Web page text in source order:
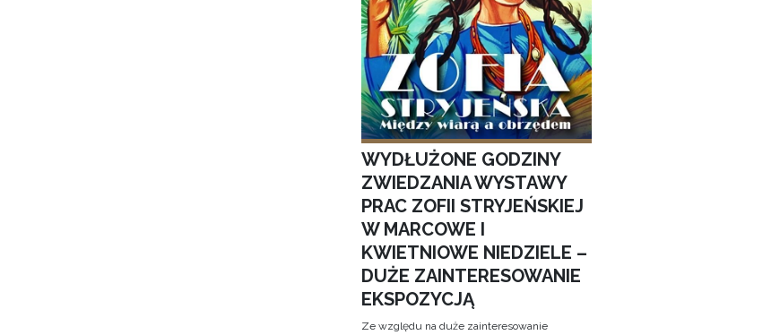
WYDŁUŻONE GODZINY
ZWIEDZANIA WYSTAWY
PRAC ZOFII STRYJEŃSKIEJ
W MARCOWE I
KWIETNIOWE NIEDZIELE –
DUŻE ZAINTERESOWANIE
EKSPOZYCJĄ
Ze względu na duże zainteresowanie